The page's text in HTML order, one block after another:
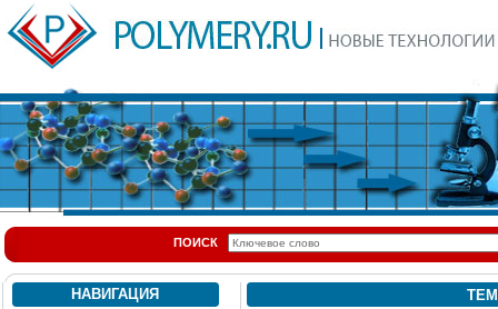
ПОИСК
НАВИГАЦИЯ